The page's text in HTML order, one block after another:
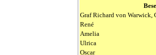
Graf Richard von Warwick,
René
Amelia
Ulrica
Oscar